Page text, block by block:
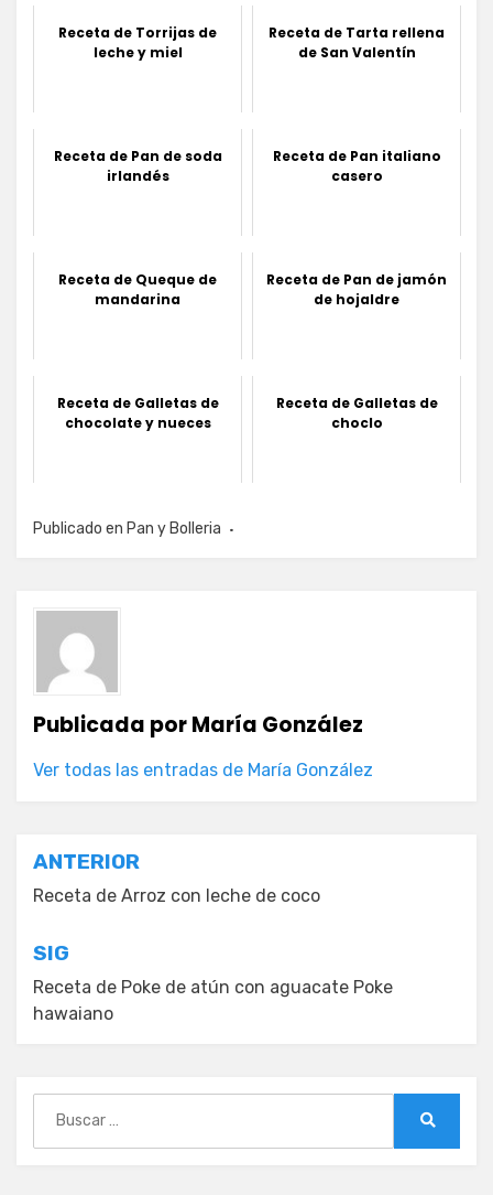
Receta de Torrijas de
leche y miel
Receta de Tarta rellena
de San Valentín
Receta de Pan de soda
irlandés
Receta de Pan italiano
casero
Receta de Queque de
mandarina
Receta de Pan de jamón
de hojaldre
Receta de Galletas de
chocolate y nueces
Receta de Galletas de
choclo
Publicado en Pan y Bolleria
Publicada porMaría González
Ver todas las entradas de María González
Navegación
de
entradas
ANTERIOR
Receta de Arroz con leche de coco
SIG
Receta de Poke de atún con aguacate Poke
hawaiano